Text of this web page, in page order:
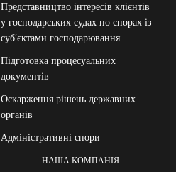
Представництво інтересів клієнтів
у господарських судах по спорах із
суб′єктами господарювання
Підготовка процесуальних
документів
Оскарження рішень державних
органів
Адміністративні спори
НАША КОМПАНІЯ